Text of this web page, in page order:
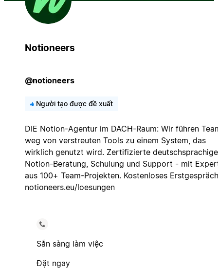
Notioneers
@notioneers
Người tạo được đề xuất
DIE Notion-Agentur im DACH-Raum: Wir führen
weg von verstreuten Tools zu einem System, das
wirklich genutzt wird. Zertifizierte deutschsprachige
Notion-Beratung, Schulung und Support - mit
aus 100+ Team-Projekten. Kostenloses
notioneers.eu/loesungen
Sẵn sàng làm việc
Đặt ngay